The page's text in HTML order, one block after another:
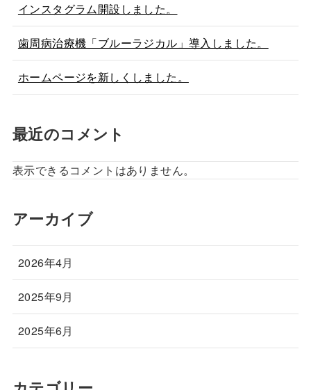
インスタグラム開設しました。
歯周病治療機「ブルーラジカル」導入しました。
ホームページを新しくしました。
最近のコメント
表示できるコメントはありません。
アーカイブ
2026年4月
2025年9月
2025年6月